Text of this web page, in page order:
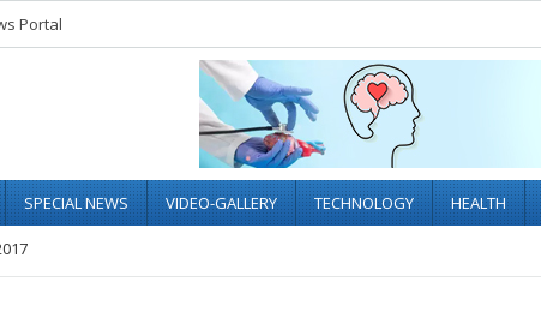
Portal
SPECIAL NEWS VIDEO-GALLERY TECHNOLOGY HEALTH